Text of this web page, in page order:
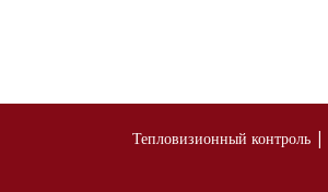
Тепловизионный контроль |